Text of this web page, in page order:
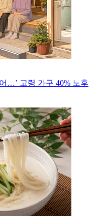
…’ 고령 가구 40% 노후